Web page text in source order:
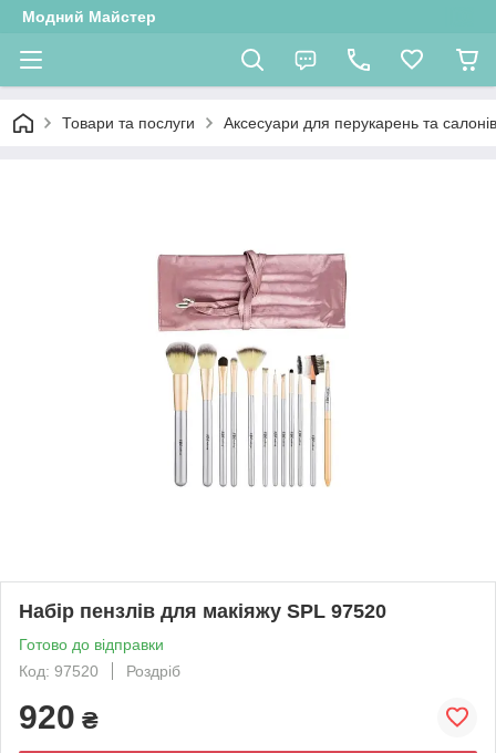
Модний Майстер
Товари та послуги Аксесуари для перукарень та
Набір пензлів для макіяжу SPL 97520
Готово до відправки
Код: 97520
Роздріб
920 ₴